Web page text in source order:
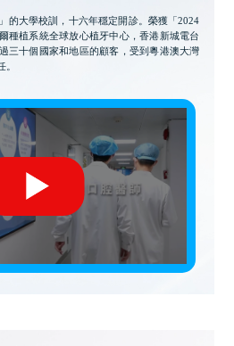
的大學校訓，十六年穩定開診。榮獲「2024
種植系統全球放心植牙中心，香港新城電台
三十個國家和地區的顧客，受到粵港澳大灣